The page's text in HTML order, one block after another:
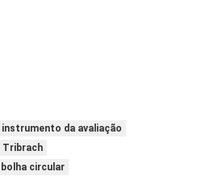
da avaliação
circular